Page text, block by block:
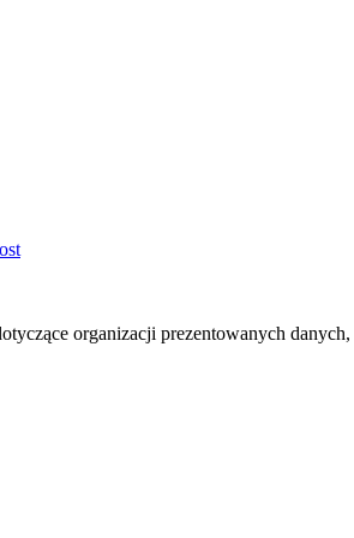
organizacji prezentowanych